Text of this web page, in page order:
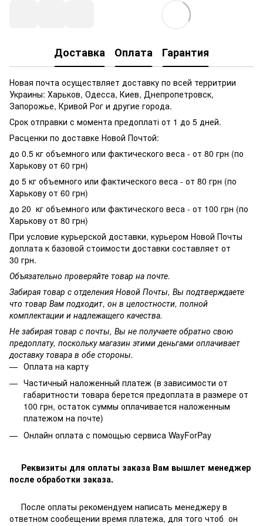
Доставка Оплата Гарантия
Новая почта осуществляет доставку по всей территрии
Украины: Харьков, Одесса, Киев, Днепропетровск,
Запорожье, Кривой Рог и другие города.
Срок отправки с момента предоплаті от 1 до 5 дней.
Расценки по доставке Новой Почтой:
до 0.5 кг объемного или фактического веса - от 80 грн (по
Харькову от 60 грн)
до 5 кг объемного или фактического веса - от 80 грн (по
Харькову от 60 грн)
до 20 кг объемного или фактического веса - от 100 грн (по
Харькову от 80 грн)
При условие курьерской доставки, курьером Новой Почты
доплата к базовой стоимости доставки составляет от
30 грн.
Объязательно проверяйте товар на почте.
Забирая товар с отделения Новой Почты, Вы подтверждаете
что товар Вам подходит, он в целостности, полной
комплектации и надлежащего качества.
Не забирая товар с почты, Вы не получаете обратно свою
предоплату, поскольку магазин этими деньгами оплачивает
доставку товара в обе стороны.
Оплата на карту
Частичный наложенный платеж (в зависимости от
габаритности товара берется предоплата в размере от
100 грн, остаток суммы оплачивается наложенным
платежом на почте)
Онлайн оплата с помощью сервиса WayForPay
Реквизиты для оплаты заказа Вам вышлет менеджер
после обработки заказа.
После оплаты рекомендуем написать менеджеру в
ответном сообещении время платежа, для того чтоб он